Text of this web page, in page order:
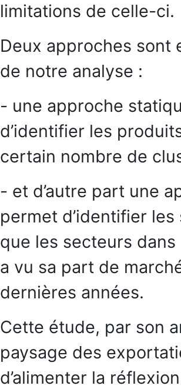
limitations de celle-ci.
Deux approches sont
de notre analyse :
- une approche
d’identifier les
certain nombre de
- et d’autre part une
permet d’identifier
que les secteurs
a vu sa part de
dernières années.
Cette étude, par son
paysage des
d’alimenter la